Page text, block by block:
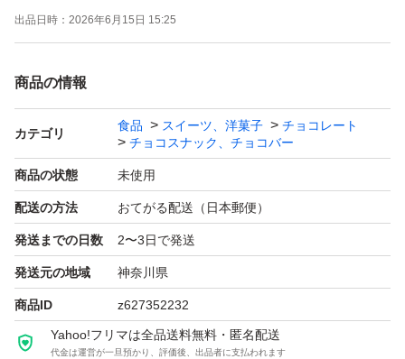
出品日時： 2026年6月15日 15:25
商品の情報
カテゴリ
食品 スイーツ、洋菓子
チョコレート
チョコスナック、チョコバー
商品の状態 未使用
配送の方法 おてがる配送（日本郵便）
発送までの日数 2〜3日で発送
発送元の地域 神奈川県
商品ID z627352232
Yahoo!フリマは全品送料無料・匿名配送
代金は運営が一旦預かり、評価後、出品者に支払われます